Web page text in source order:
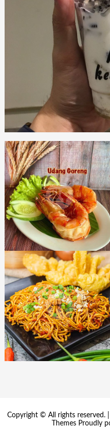
Copyright © All rights reserved.
ThemesProudly